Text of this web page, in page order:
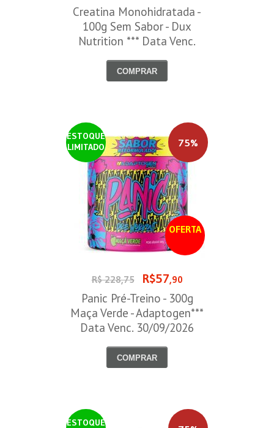
Creatina Monohidratada -
100g Sem Sabor - Dux
Nutrition *** Data Venc.
COMPRAR
ESTOQUE
LIMITADO
OFERTA
75%
R$ 228,75 R$57,90
Panic Pré-Treino - 300g
Maça Verde - Adaptogen***
Data Venc. 30/09/2026
COMPRAR
ESTOQUE